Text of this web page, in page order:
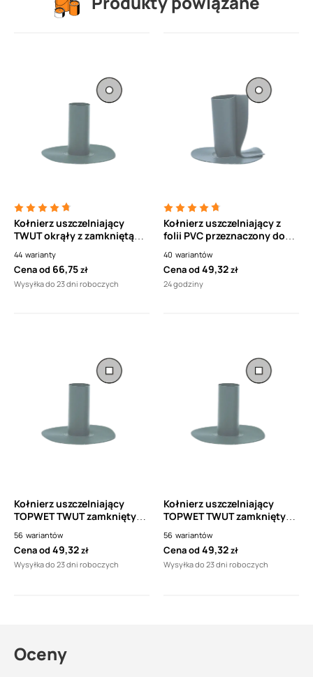
Kołnierz uszczelniający
TWUT okrąły z zamkniętą
TOPWET
44 warianty
Cena od 66,75zł
Wysyłka do 23 dni roboczych
Kołnierz uszczelniający z
folii PVC przeznaczony do
obrabiania przepustów
TWOT TOPWET
40 wariantów
Cena od49,32zł
24 godziny
Kołnierz uszczelniający
TOPWET TWUT zamknięty
prostokątny z folii PVC
56 wariantów
Cena od49,32zł
Wysyłka do 23 dni roboczych
Kołnierz uszczelniający
TOPWET TWUT zamknięty
prostokątny z folii PVC
56 wariantów
Cena od49,32zł
Wysyłka do 23 dni roboczych
Oceny